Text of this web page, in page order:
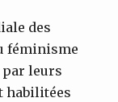
des
féminisme
leurs
habilitées